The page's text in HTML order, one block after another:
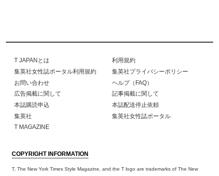
T JAPANとは
利用規約
集英社女性誌ポータル利用規約
集英社プライバシーポリシー
お問い合わせ
ヘルプ（FAQ）
広告掲載に関して
記事掲載に関して
本誌購読申込
本誌配送停止依頼
集英社
集英社女性誌ポータル
T MAGAZINE
COPYRIGHT INFORMATION
T, The New York Times Style Magazine, and the T logo are trademarks of The New